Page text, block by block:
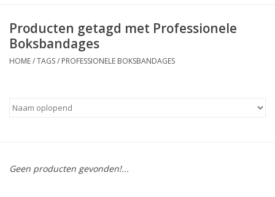
Kracht
Kantoor & Medisch
Producten getagd met Professionele
Boksbandages
HOME/TAGS/ PROFESSIONELE BOKSBANDAGES
Geen producten gevonden!...